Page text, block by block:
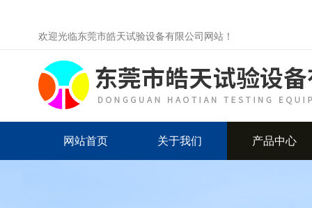
欢迎光临东莞市皓天试验设备有限公司网站！
网站首页 关于我们 产品中心